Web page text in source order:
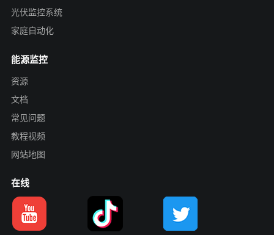
光伏监控系统
家庭自动化
能源监控
资源
文档
常见问题
教程视频
网站地图
在线